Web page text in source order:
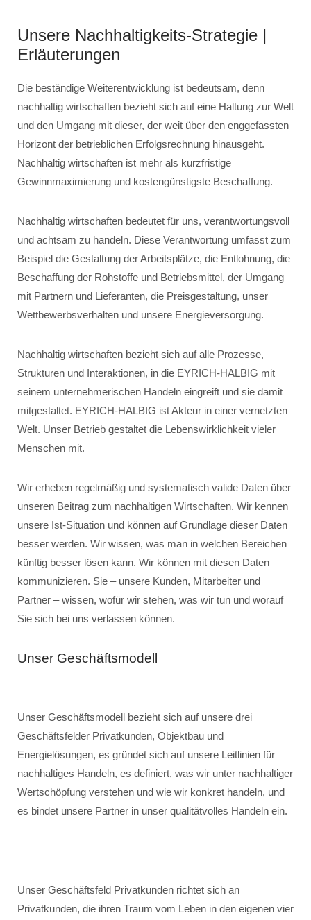
Unsere Nachhaltigkeits-Strategie |
Erläuterungen
Die beständige Weiterentwicklung ist bedeutsam, denn
nachhaltig wirtschaften bezieht sich auf eine Haltung zur Welt
und den Umgang mit dieser, der weit über den enggefassten
Horizont der betrieblichen Erfolgsrechnung hinausgeht.
Nachhaltig wirtschaften ist mehr als kurzfristige
Gewinnmaximierung und kostengünstigste Beschaffung.
Nachhaltig wirtschaften bedeutet für uns, verantwortungsvoll
und achtsam zu handeln. Diese Verantwortung umfasst zum
Beispiel die Gestaltung der Arbeitsplätze, die Entlohnung, die
Beschaffung der Rohstoffe und Betriebsmittel, der Umgang
mit Partnern und Lieferanten, die Preisgestaltung, unser
Wettbewerbsverhalten und unsere Energieversorgung.
Nachhaltig wirtschaften bezieht sich auf alle Prozesse,
Strukturen und Interaktionen, in die EYRICH-HALBIG mit
seinem unternehmerischen Handeln eingreift und sie damit
mitgestaltet. EYRICH-HALBIG ist Akteur in einer vernetzten
Welt. Unser Betrieb gestaltet die Lebenswirklichkeit vieler
Menschen mit.
Wir erheben regelmäßig und systematisch valide Daten über
unseren Beitrag zum nachhaltigen Wirtschaften. Wir kennen
unsere Ist-Situation und können auf Grundlage dieser Daten
besser werden. Wir wissen, was man in welchen Bereichen
künftig besser lösen kann. Wir können mit diesen Daten
kommunizieren. Sie – unsere Kunden, Mitarbeiter und
Partner – wissen, wofür wir stehen, was wir tun und worauf
Sie sich bei uns verlassen können.
Unser Geschäftsmodell
Unser Geschäftsmodell bezieht sich auf unsere drei
Geschäftsfelder Privatkunden, Objektbau und
Energielösungen, es gründet sich auf unsere Leitlinien für
nachhaltiges Handeln, es definiert, was wir unter nachhaltiger
Wertschöpfung verstehen und wie wir konkret handeln, und
es bindet unsere Partner in unser qualitätvolles Handeln ein.
Unser Geschäftsfeld Privatkunden richtet sich an
Privatkunden, die ihren Traum vom Leben in den eigenen vier